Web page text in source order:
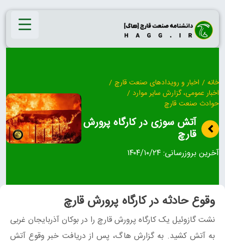
Skip
content
خانه / اخبار و رویدادهای صنعت قارچ /
اخبار عمومی، گزارش سایر موارد /
حوادث صنعت قارچ
آتش سوزی در کارگاه پرورش
قارچ
آخرین بروزرسانی:۱۴۰۴/۱۰/۲۴
وقوع حادثه در کارگاه پرورش قارچ
نشت گازوئیل یک کارگاه پرورش قارچ را در بوکان آذربایجان غربی
به آتش کشید. به گزارش هاگ، پس از دریافت خبروقوع آتش